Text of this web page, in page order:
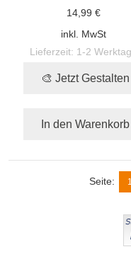
14,99 €
inkl. MwSt
Lieferzeit: 1-2
🎨 Jetzt Gestalten
In den Warenkorb
Seite: 1